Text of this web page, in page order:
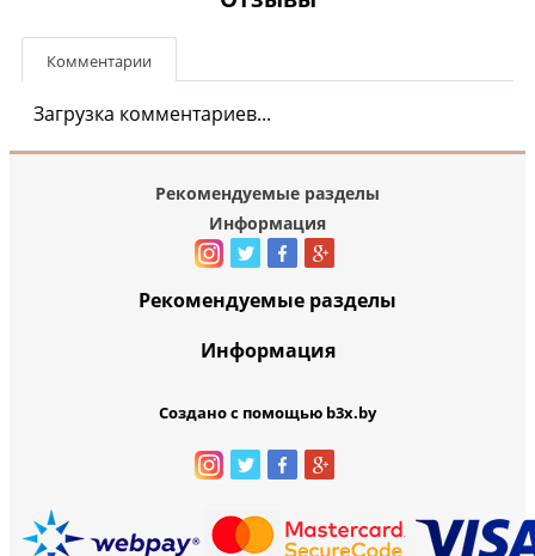
Комментарии
Загрузка комментариев...
Рекомендуемые разделы
Информация
Рекомендуемые разделы
Информация
Создано с помощью b3x.by